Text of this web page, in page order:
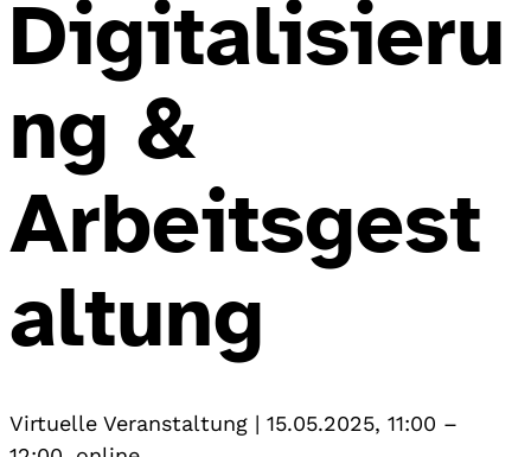
Digitalisieru
ng &
Arbeitsgest
altung
Virtuelle Veranstaltung | 15.05.2025, 11:00 –